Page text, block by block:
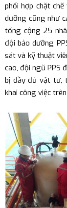
phối hợp chặt
dưỡng cũng như
tổng cộng 25
đội bảo dưỡng
sát và kỹ thuật
cao, đội ngũ PPS
bị đầy đủ vật tư,
khai công việc